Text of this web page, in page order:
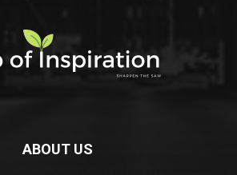
ABOUT US